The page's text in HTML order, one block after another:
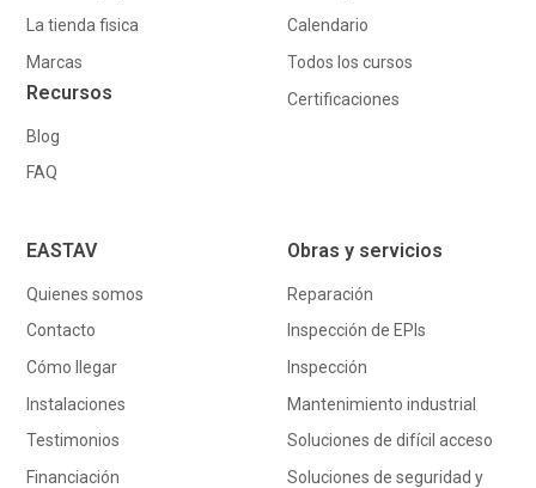
La tienda fisica
Marcas
Recursos
Blog
FAQ
Calendario
Todos los cursos
Certificaciones
EASTAV
Quienes somos
Contacto
Cómo llegar
Instalaciones
Testimonios
Financiación
Obras y servicios
Reparación
Inspección de EPIs
Inspección
Mantenimiento industrial
Soluciones de difícil acceso
Soluciones de seguridad y